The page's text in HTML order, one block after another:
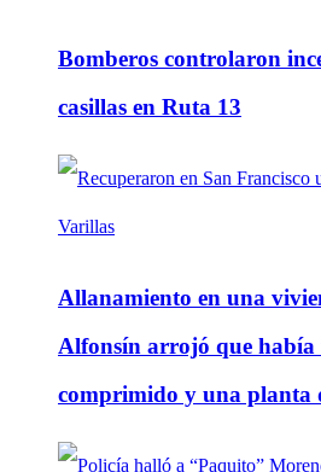
Bomberos controlaron
casillas en Ruta 13
Allanamiento en una
Alfonsín arrojó que había
comprimido y una planta